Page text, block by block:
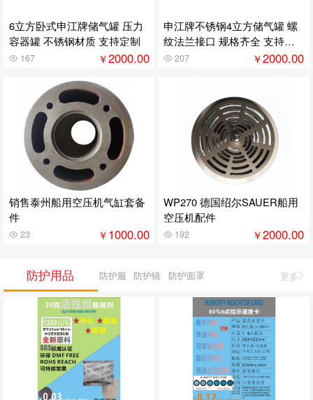
6立方卧式申江牌储气罐 压力
容器罐 不锈钢材质 支持定制
167 ￥2000.00
申江牌不锈钢4立方储气罐 螺
纹法兰接口 规格齐全 支持定
制 207 ￥2000.00
销售泰州船用空压机气缸套备
件
23 ￥1000.00
WP270 德国绍尔SAUER船用
空压机配件
192 ￥2000.00
防护用品 防护服 防护镜 防护面罩 更多